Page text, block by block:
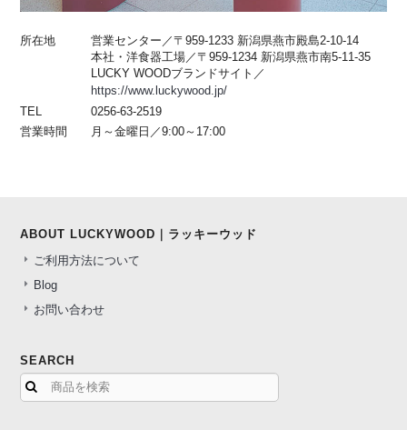
所在地
営業センター／〒959-1233 新潟県燕市殿島2-10-14
本社・洋食器工場／〒959-1234 新潟県燕市南5-11-35
LUCKY WOODブランドサイト／
https://www.luckywood.jp/
TEL
0256-63-2519
営業時間
月～金曜日／9:00～17:00
ABOUT LUCKYWOOD｜ラッキーウッド
ご利用方法について
Blog
お問い合わせ
SEARCH